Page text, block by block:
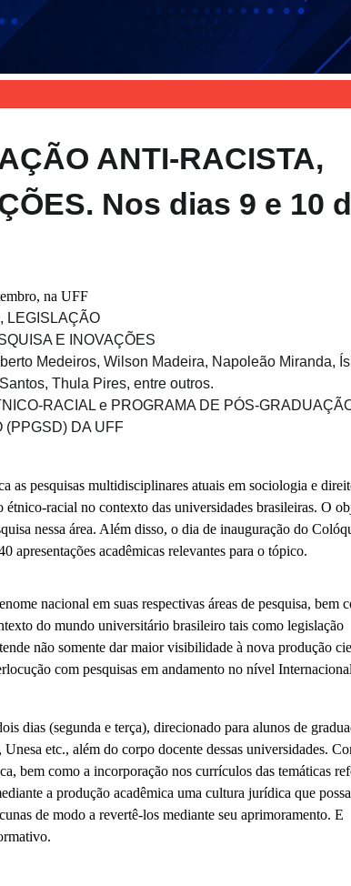
ANTI-RACISTA,
Nos dias 9 e 10
na UFF
LEGISLAÇÃO
E INOVAÇÕES
Medeiros, Wilson Madeira, Napoleão Miranda,
Thula Pires, entre outros.
RACIAL e PROGRAMA DE PÓS-
(PPGSD) DA UFF
as pesquisas multidisciplinares atuais em sociologia e
racial no contexto das universidades brasileiras. O
nessa área. Além disso, o dia de inauguração do
apresentações acadêmicas relevantes para o tópico.
nacional em suas respectivas áreas de pesquisa, bem
do mundo universitário brasileiro tais como legislação
não somente dar maior visibilidade à nova produção
com pesquisas em andamento no nível
dias (segunda e terça), direcionado para alunos de
etc., além do corpo docente dessas universidades.
bem como a incorporação nos currículos das temáticas
a produção acadêmica uma cultura jurídica que possa
de modo a revertê-los mediante seu aprimoramento. E